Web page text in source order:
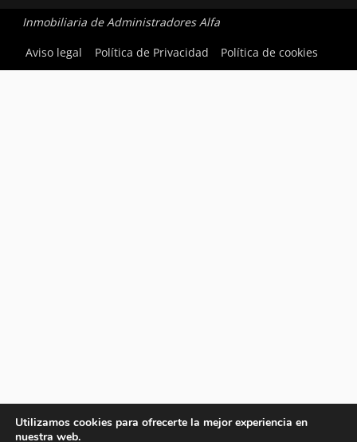
Inmobiliaria de Administradores Alfa
Aviso legal
Política de Privacidad Política de cookies
Utilizamos cookies para ofrecerte la mejor experiencia en
nuestra web.